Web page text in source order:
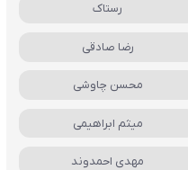
رستاک
رضا صادقی
محسن چاوشی
میثم ابراهیمی
مهدی احمدوند